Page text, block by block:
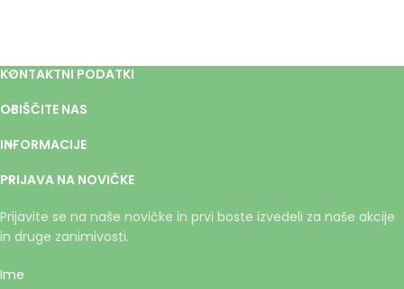
KONTAKTNI PODATKI
OBIŠČITE NAS
INFORMACIJE
PRIJAVA NA NOVIČKE
Prijavite se na naše novičke in prvi boste izvedeli za naše akcije
in druge zanimivosti.
Ime